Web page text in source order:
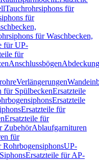
Tauchrohrsiphons für
für
für Waschbecken,
für UP-
für
Anschlussbögen
Verlängerungen
für SpülbeckenErsatzteile
Ersatzteile
Ersatzteile für
Ersatzteile für
ZubehörAblaufgarnituren
für
RohrbogensiphonsUP-
Ersatzteile für AP-